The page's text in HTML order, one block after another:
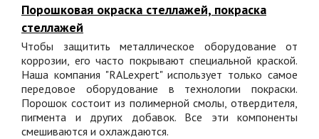
Порошковая окраска стеллажей, покраска
стеллажей
Чтобы защитить металлическое оборудование от
коррозии, его часто покрывают специальной краской.
Наша компания "RALexpert" использует только самое
передовое оборудование в технологии покраски.
Порошок состоит из полимерной смолы, отвердителя,
пигмента и других добавок. Все эти компоненты
смешиваются и охлаждаются.